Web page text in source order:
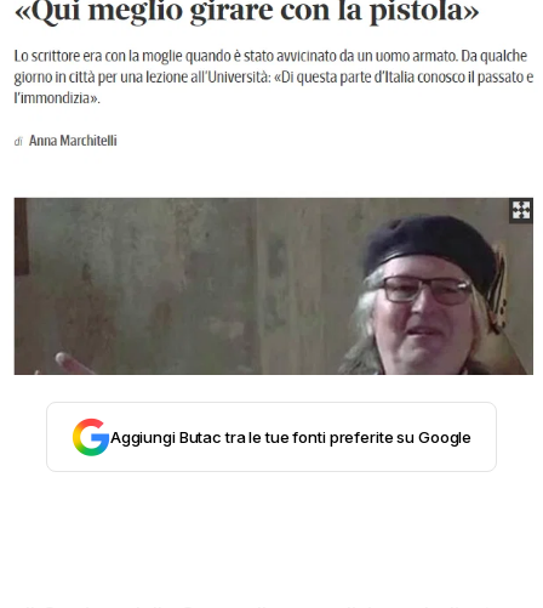
STORIA E CITAZIONI
COMPLOTTI, LEGGENDE URBANE ED
EVERGREEN
EDITORIALI
Aggiungi Butac tra le tue fonti preferite su Google